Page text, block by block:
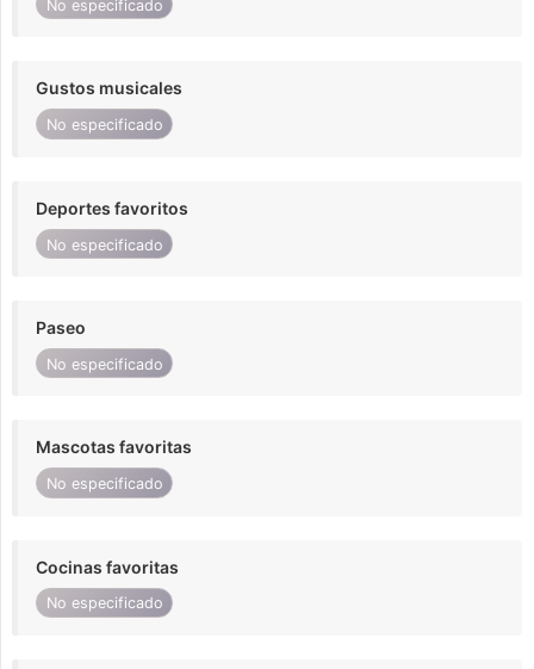
No especificado
Gustos musicales
No especificado
Deportes favoritos
No especificado
Paseo
No especificado
Mascotas favoritas
No especificado
Cocinas favoritas
No especificado